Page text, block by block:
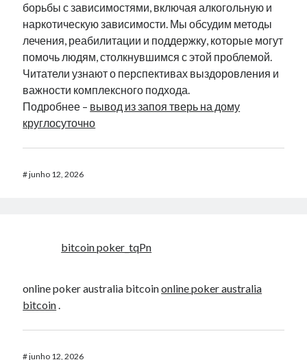
борьбы с зависимостями, включая алкогольную и
наркотическую зависимости. Мы обсудим методы
лечения, реабилитации и поддержку, которые могут
помочь людям, столкнувшимся с этой проблемой.
Читатели узнают о перспективах выздоровления и
важности комплексного подхода.
Подробнее – вывод из запоя тверь на дому
круглосуточно
#junho 12, 2026
bitcoin poker_tqPn
online poker australia bitcoinonline poker australia
bitcoin.
#junho 12, 2026